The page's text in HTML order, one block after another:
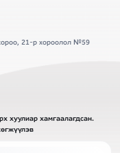
21-р хороолол №59
хуулиар хамгаалагдсан.